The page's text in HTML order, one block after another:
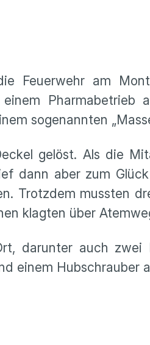
Feuerwehr am
Pharmabetrieb
sogenannten
gelöst. Als die
dann aber zum
Trotzdem mussten
klagten über
darunter auch zwei
einem Hubschrauber